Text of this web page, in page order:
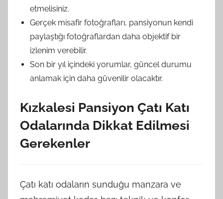
etmelisiniz.
Gerçek misafir fotoğrafları, pansiyonun kendi
paylaştığı fotoğraflardan daha objektif bir
izlenim verebilir.
Son bir yıl içindeki yorumlar, güncel durumu
anlamak için daha güvenilir olacaktır.
Kızkalesi Pansiyon Çatı Katı
Odalarında Dikkat Edilmesi
Gerekenler
Çatı katı odaların sunduğu manzara ve